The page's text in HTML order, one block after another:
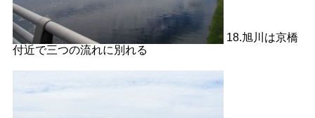
18.旭川は京橋
付近で三つの流れに別れる